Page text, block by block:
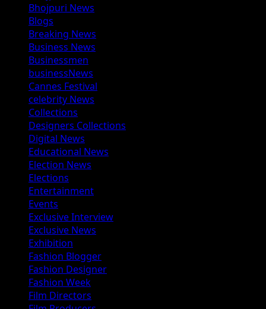
Bhojpuri News
Blogs
Breaking News
Business News
Businessmen
businessNews
Cannes Festival
celebrity News
Collections
Designers Collections
Digital News
Educational News
Election News
Elections
Entertainment
Events
Exclusive Interview
Exclusive News
Exhibition
Fashion Blogger
Fashion Designer
Fashion Week
Film Directors